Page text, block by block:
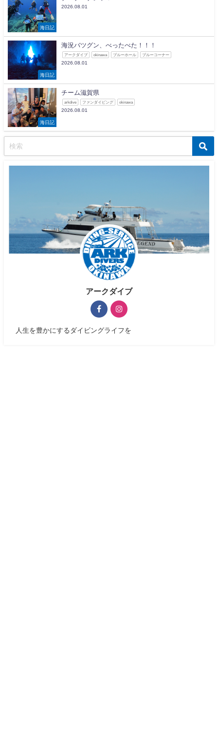
海日記
2026.08.01
海日記
海況バツグン、べったべた！！！
アークダイブ okinawa ブルーホール ブルーコーナー
2026.08.01
海日記
チーム滋賀県
arkdive ファンダイビング okinawa
2026.08.01
アークダイブ
人生を豊かにするダイビングライフを